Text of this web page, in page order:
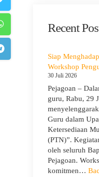
Recent
Siap
Workshop
30 Juli 2026
Pejagoan –
guru, Rabu, 29
Guru dalam
Ketersediaan
(PTN)”.
oleh seluruh
Pejagoan.
komitmen…